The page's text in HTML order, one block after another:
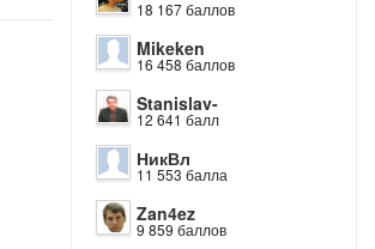
18 167 баллов
Mikeken
16 458 баллов
Stanislav-
12 641 балл
НикВл
11 553 балла
Zan4ez
9 859 баллов